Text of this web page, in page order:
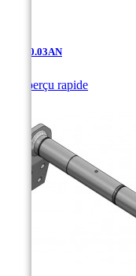
AD-10.03AN
Aperçu rapide